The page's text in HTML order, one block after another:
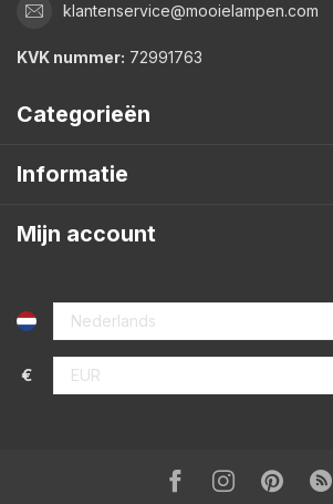
klantenservice@mooielampen.com
KVK nummer: 72991763
Categorieën
Informatie
Mijn account
€